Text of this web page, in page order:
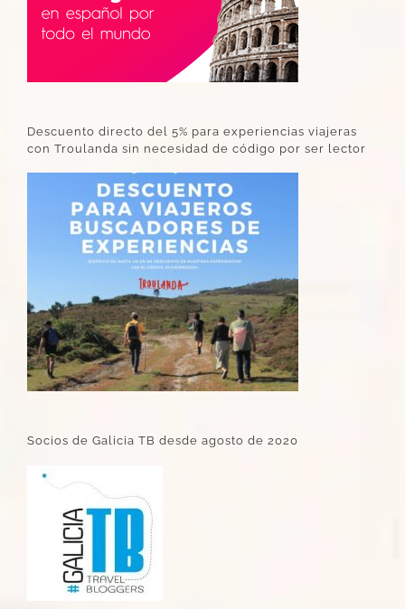
Descuento directo del 5% para experiencias viajeras
con Troulanda sin necesidad de código por ser lector
Socios de Galicia TB desde agosto de 2020